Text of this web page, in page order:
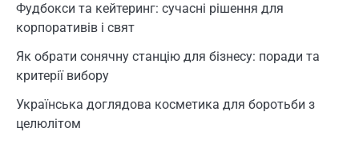
Фудбокси та кейтеринг: сучасні рішення для
корпоративів і свят
Як обрати сонячну станцію для бізнесу: поради та
критерії вибору
Українська доглядова косметика для боротьби з
целюлітом